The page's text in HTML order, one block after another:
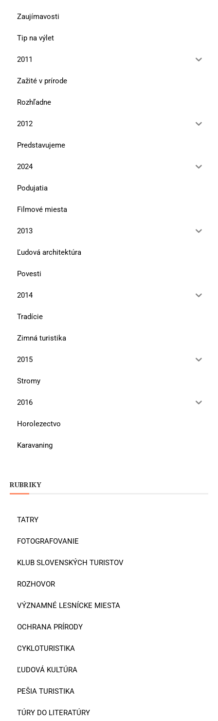
Zaujímavosti
Tip na výlet
2011
Zažité v prírode
Rozhľadne
2012
Predstavujeme
2024
Podujatia
Filmové miesta
2013
Ľudová architektúra
Povesti
2014
Tradície
Zimná turistika
2015
Stromy
2016
Horolezectvo
Karavaning
RUBRIKY
TATRY
FOTOGRAFOVANIE
KLUB SLOVENSKÝCH TURISTOV
ROZHOVOR
VÝZNAMNÉ LESNÍCKE MIESTA
OCHRANA PRÍRODY
CYKLOTURISTIKA
ĽUDOVÁ KULTÚRA
PEŠIA TURISTIKA
TÚRY DO LITERATÚRY